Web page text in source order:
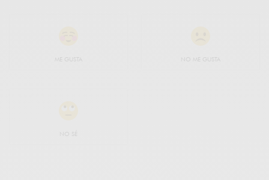
ME GUSTA NO ME GUSTA
NO SÉ